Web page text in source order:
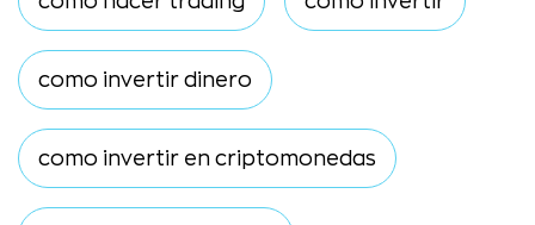
como invertir dinero
como invertir en criptomonedas